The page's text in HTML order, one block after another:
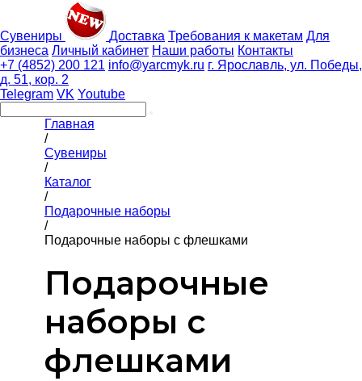
Сувениры Доставка Требования к макетам Для
бизнеса Личный кабинет Наши работы Контакты
+7 (4852) 200 121 info@yarcmyk.ru г. Ярославль, ул. Победы,
д. 51, кор. 2
Telegram VK Youtube
Главная
/
Сувениры
/
Каталог
/
Подарочные наборы
/
Подарочные наборы с флешками
Подарочные
наборы с
флешками